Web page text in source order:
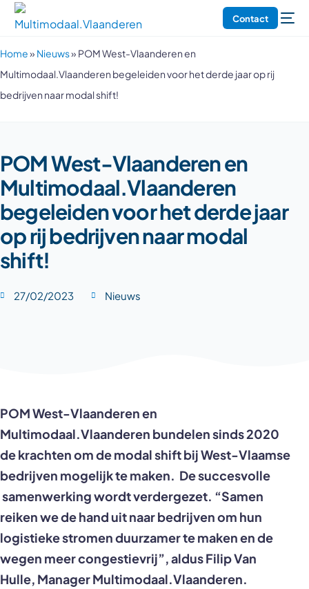
Contact
Home»Nieuws»POM West-Vlaanderen en
Multimodaal.Vlaanderen begeleiden voor het derde jaar op rij
bedrijven naar modal shift!
POM West-Vlaanderen en
Multimodaal.Vlaanderen
begeleiden voor het derde jaar
op rij bedrijven naar modal
shift!
27/02/2023 Nieuws
POM West-Vlaanderen en
Multimodaal.Vlaanderen bundelen sinds 2020
de krachten om de modal shift bij West-Vlaamse
bedrijven mogelijk te maken. De succesvolle
samenwerking wordt verdergezet. “Samen
reiken we de hand uit naar bedrijven om hun
logistieke stromen duurzamer te maken en de
wegen meer congestievrij”, aldus Filip Van
Hulle, Manager Multimodaal.Vlaanderen.